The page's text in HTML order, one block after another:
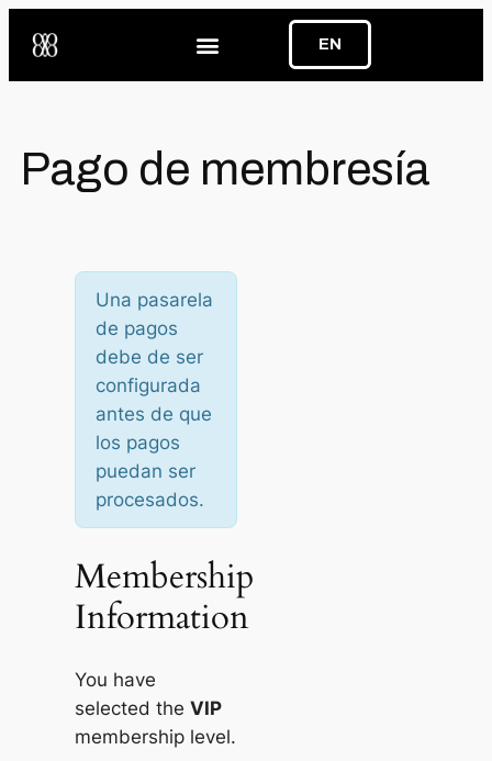
EN
Pago de membresía
Una pasarela
de pagos
debe de ser
configurada
antes de que
los pagos
puedan ser
procesados.
Membership
Information
You have
selected theVIP
membership level.